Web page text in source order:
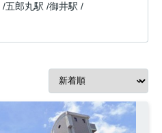
/五郎丸駅 /御井駅 /